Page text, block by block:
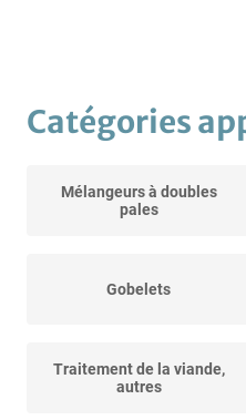
Catégories
Mélangeurs à doubles
pales
Gobelets
Traitement de la viande,
autres